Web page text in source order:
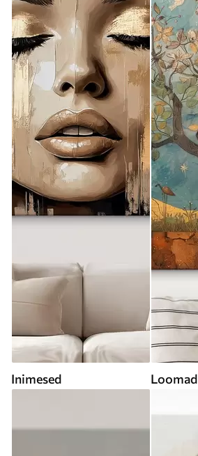
Inimesed Loomad